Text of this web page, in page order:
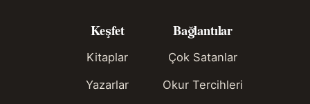
Keşfet
Kitaplar
Yazarlar
Bağlantılar
Çok Satanlar
Okur Tercihleri